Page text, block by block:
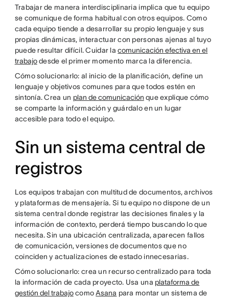
Trabajar de manera interdisciplinaria implica que tu equipo
se comunique de forma habitual con otros equipos. Como
cada equipo tiende a desarrollar su propio lenguaje y sus
propias dinámicas, interactuar con personas ajenas al tuyo
puede resultar difícil. Cuidar lacomunicación efectiva en el
trabajodesde el primer momento marca la diferencia.
Cómo solucionarlo: al inicio de la planificación, define un
lenguaje y objetivos comunes para que todos estén en
sintonía. Crea un plan de comunicación que explique cómo
se comparte la información y guárdalo en un lugar
accesible para todo el equipo.
Sin un sistema central de
registros
Los equipos trabajan con multitud de documentos, archivos
y plataformas de mensajería. Si tu equipo no dispone de un
sistema central donde registrar las decisiones finales y la
información de contexto, perderá tiempo buscando lo que
necesita. Sin una ubicación centralizada, aparecen fallos
de comunicación, versiones de documentos que no
coinciden y actualizaciones de estado innecesarias.
Cómo solucionarlo: crea un recurso centralizado para toda
la información de cada proyecto. Usa una plataforma de
gestión del trabajocomoAsana para montar un sistema de